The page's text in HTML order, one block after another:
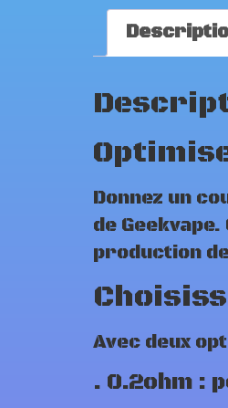
Donnez un
de
production
Avec deux
. 0.2ohm :